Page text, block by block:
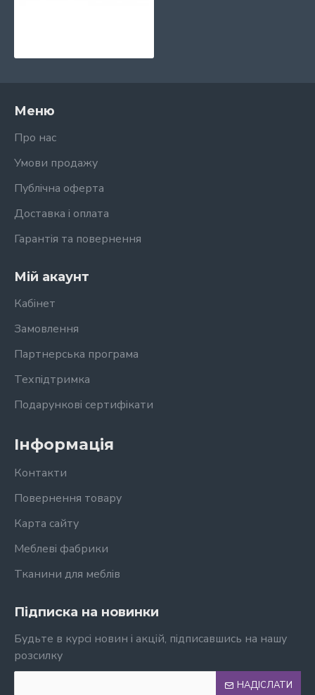
Меню
Про нас
Умови продажу
Публічна оферта
Доставка і оплата
Гарантія та повернення
Мій акаунт
Кабінет
Замовлення
Партнерська програма
Техпідтримка
Подарункові сертифікати
Інформація
Контакти
Повернення товару
Карта сайту
Меблеві фабрики
Тканини для меблів
Підписка на новинки
Будьте в курсі новин і акцій, підписавшись на нашу
розсилку
НАДІСЛАТИ